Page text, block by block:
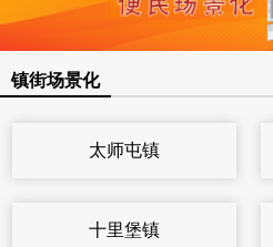
镇街场景化
太师屯镇
十里堡镇